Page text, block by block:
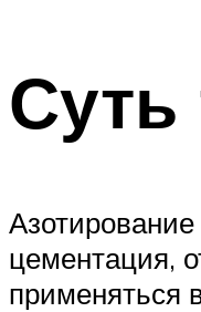
Суть
цементация,
применяться